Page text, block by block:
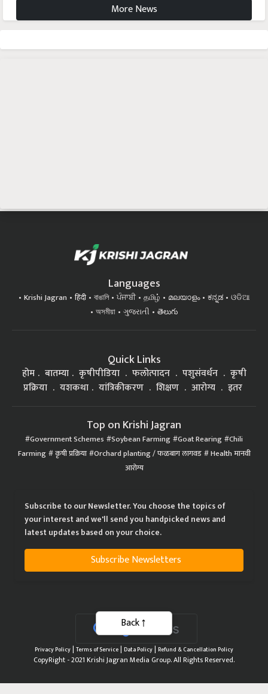
More News
Languages
Krishi Jagran हिंदी বাঙালি ਪੰਜਾਬੀ தமிழ் മലയാളം ಕನ್ನಡ
ଓଡିଆ
অসমীয়া
ગુજરાતી తెలుగు
Quick Links
होम बातम्या कृषीपीडिया फलोत्पादन पशुसंवर्धन
कृषी
प्रक्रिया
यशकथा यांत्रिकीकरण शिक्षण आरोग्य इतर
Top on Krishi Jagran
Government Schemes Soybean Farming Goat Rearing Chili
Farming कृषी प्रक्रिया Orchard planting / फळबाग लागवड Health मानवी
आरोग्य
Subscribe to our Newsletter. You choose the topics of
your interest and we'll send you handpicked news and
latest updates based on your choice.
Subscribe Newsletters
Privacy Policy| Terms of Service| Data Policy| Refund & Cancellation Policy
CopyRight - 2021 Krishi Jagran Media Group. All Rights Reserved.
Back